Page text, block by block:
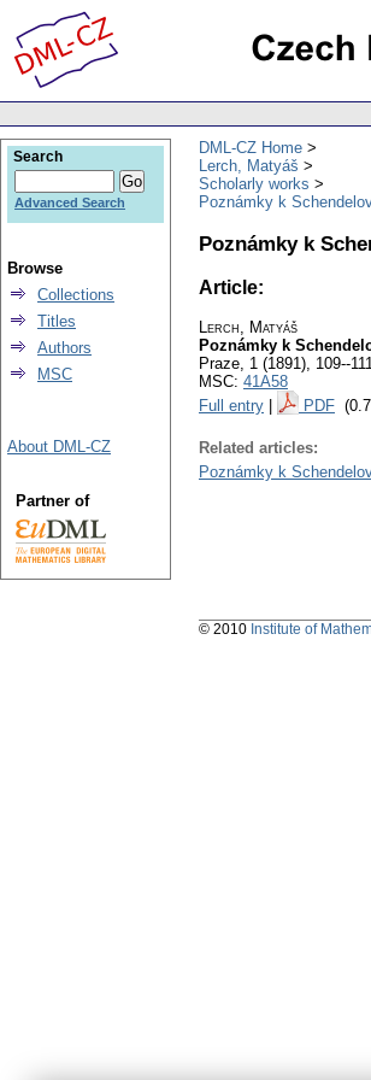
DML-CZ Home
Lerch, Matyáš
Scholarly works
Poznámky k
Poznámky k
Article:
Lerch, Matyáš
Poznámky k
Praze, 1 (1891), 109--
MSC: 41A58
Full entry
PDF
Related articles:
Poznámky k
Search
Advanced Search
Browse
Collections
Titles
Authors
MSC
About DML-CZ
Partner of
© 2010 Institute of